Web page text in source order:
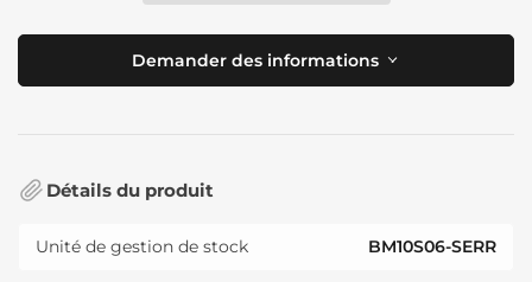
Demander des informations
Détails du produit
Unité de gestion de stock BM10S06-SERR